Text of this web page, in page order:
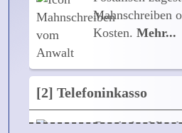
Mahnschreiben
Kosten. Mehr...
[2] Telefoninkasso
Geschulte